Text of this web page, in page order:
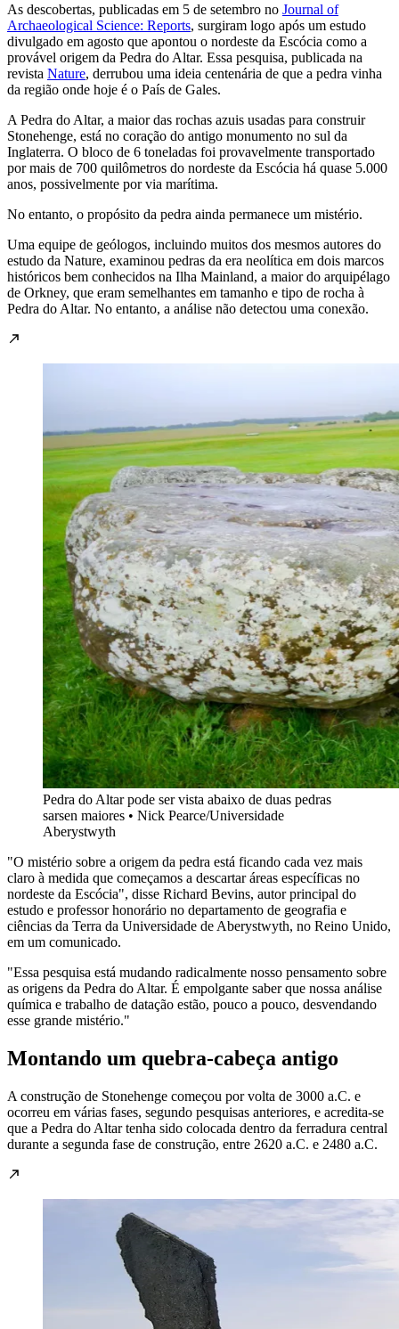
As descobertas, publicadas em 5 de setembro no Journal of
Archaeological Science: Reports, surgiram logo após um estudo
divulgado em agosto que apontou o nordeste da Escócia como a
provável origem da Pedra do Altar. Essa pesquisa, publicada na
revista Nature, derrubou uma ideia centenária de que a pedra vinha
da região onde hoje é o País de Gales.
A Pedra do Altar, a maior das rochas azuis usadas para construir
Stonehenge, está no coração do antigo monumento no sul da
Inglaterra. O bloco de 6 toneladas foi provavelmente transportado
por mais de 700 quilômetros do nordeste da Escócia há quase 5.000
anos, possivelmente por via marítima.
No entanto, o propósito da pedra ainda permanece um mistério.
Uma equipe de geólogos, incluindo muitos dos mesmos autores do
estudo da Nature, examinou pedras da era neolítica em dois marcos
históricos bem conhecidos na Ilha Mainland, a maior do arquipélago
de Orkney, que eram semelhantes em tamanho e tipo de rocha à
Pedra do Altar. No entanto, a análise não detectou uma conexão.
Pedra do Altar pode ser vista abaixo de duas pedras
sarsen maiores • Nick Pearce/Universidade
Aberystwyth
"O mistério sobre a origem da pedra está ficando cada vez mais
claro à medida que começamos a descartar áreas específicas no
nordeste da Escócia", disse Richard Bevins, autor principal do
estudo e professor honorário no departamento de geografia e
ciências da Terra da Universidade de Aberystwyth, no Reino Unido,
em um comunicado.
"Essa pesquisa está mudando radicalmente nosso pensamento sobre
as origens da Pedra do Altar. É empolgante saber que nossa análise
química e trabalho de datação estão, pouco a pouco, desvendando
esse grande mistério."
Montando um quebra-cabeça antigo
A construção de Stonehenge começou por volta de 3000 a.C. e
ocorreu em várias fases, segundo pesquisas anteriores, e acredita-se
que a Pedra do Altar tenha sido colocada dentro da ferradura central
durante a segunda fase de construção, entre 2620 a.C. e 2480 a.C.